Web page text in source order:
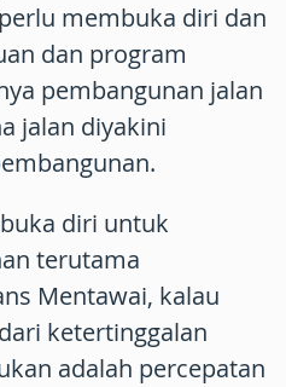
membuka diri dan
dan program
pembangunan jalan
jalan diyakini
diri untuk
terutama
Mentawai, kalau
ketertinggalan
adalah percepatan